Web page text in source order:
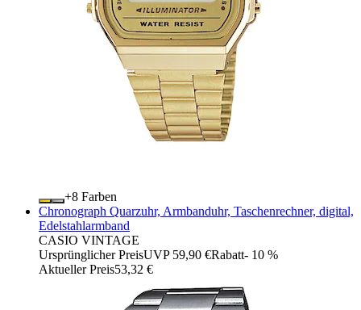
+
Farben
Chronograph Quarzuhr, Armbanduhr, Taschenrechner, digital,
Edelstahlarmband
CASIO VINTAGE
Ursprünglicher PreisUVP 59,90 €Rabatt- 10 %
Aktueller Preis53,32 €